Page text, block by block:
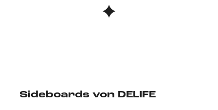
Sideboards von DELIFE